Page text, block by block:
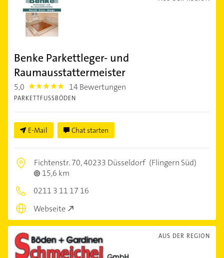
Benke Parkettleger- und
Raumausstattermeister
5,0 5.0 14 Bewertungen
PARKETTFUSSBÖDEN
E-Mail Chat starten
Fichtenstr. 70,40233 Düsseldorf (Flingern Süd)
15,6 km
0211 3 11 17 16
Webseite
AUS DER REGION